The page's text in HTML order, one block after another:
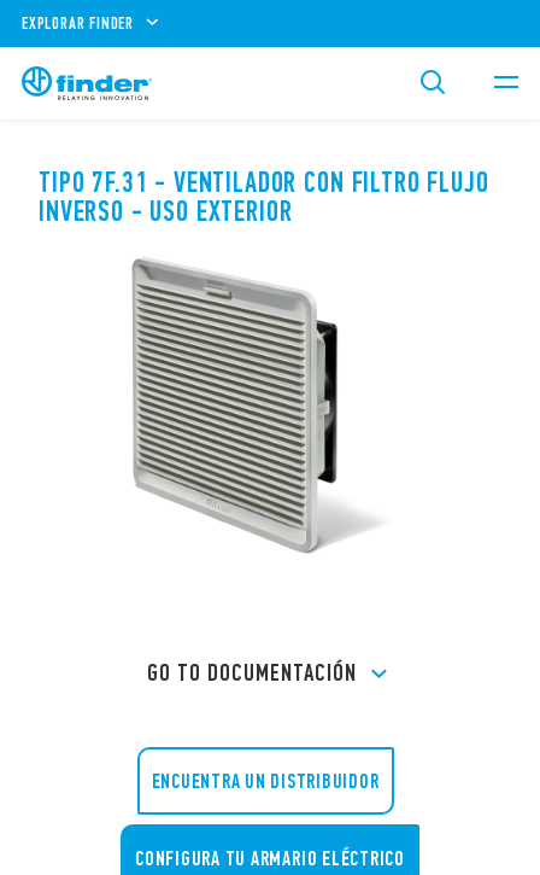
EXPLORAR FINDER
TIPO 7F.31 - VENTILADOR CON FILTRO FLUJO
INVERSO - USO EXTERIOR
GO TO DOCUMENTACIÓN
ENCUENTRA UN DISTRIBUIDOR
CONFIGURA TU ARMARIO ELÉCTRICO